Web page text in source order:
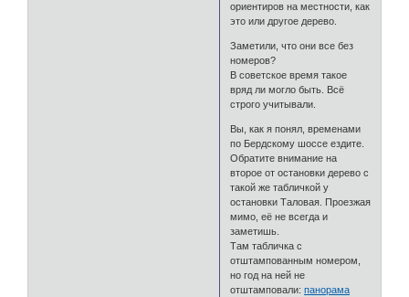
ориентиров на местности, как
это или другое дерево.
Заметили, что они все без
номеров?
В советское время такое
вряд ли могло быть. Всё
строго учитывали.
Вы, как я понял, временами
по Бердскому шоссе ездите.
Обратите внимание на
второе от остановки дерево с
такой же табличкой у
остановки Таловая. Проезжая
мимо, её не всегда и
заметишь.
Там табличка с
отштампованным номером,
но год на ней не
отштамповали:панорама